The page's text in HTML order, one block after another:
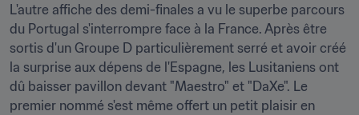
L'autre affiche des demi-finales a vu le superbe parcours
du Portugal s'interrompre face à la France. Après être
sortis d'un Groupe D particulièrement serré et avoir créé
la surprise aux dépens de l'Espagne, les Lusitaniens ont
dû baisser pavillon devant "Maestro" et "DaXe". Le
premier nommé s'est même offert un petit plaisir en